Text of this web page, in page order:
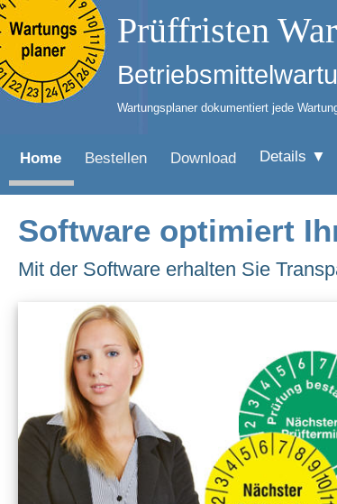
Prüffristen
Wartungsplaner dokumentiert jede
Home Bestellen Download Details ▼
Software optimiert
Mit der Software erhalten Sie